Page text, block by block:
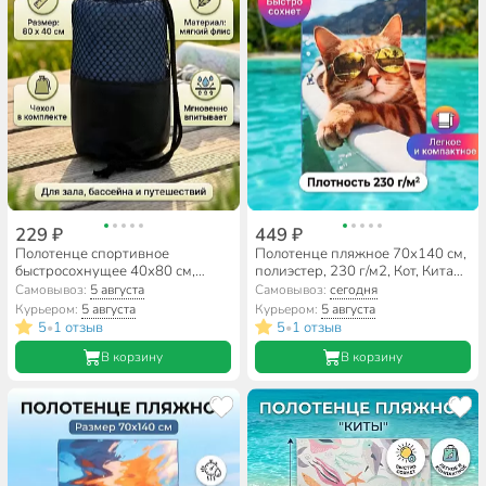
229 ₽
Полотенце спортивное
быстросохнущее 40х80 см,
флис, Китай, A160149
Самовывоз: 5 августа
Курьером: 5 августа
5•1 отзыв
В корзину
449 ₽
Полотенце пляжное 70х140 см,
полиэстер, 230 г/м2, Кот, Китай,
A160162
Самовывоз: сегодня
Курьером: 5 августа
5•1 отзыв
В корзину